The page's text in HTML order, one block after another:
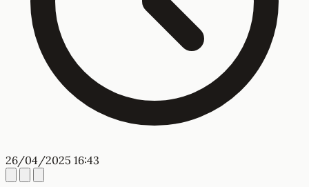
26/04/2025 16:43